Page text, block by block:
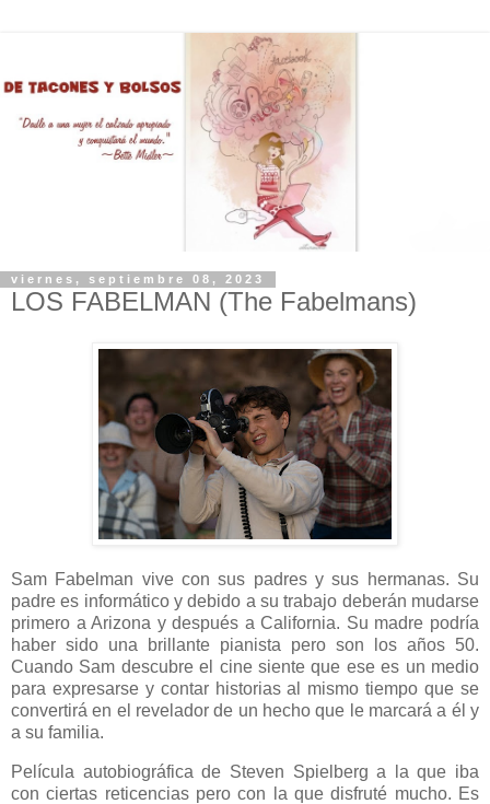
viernes, septiembre 08, 2023
LOS FABELMAN (The Fabelmans)
Sam Fabelman vive con sus padres y sus hermanas. Su
padre es informático y debido a su trabajo deberán mudarse
primero a Arizona y después a California. Su madre podría
haber sido una brillante pianista pero son los años 50.
Cuando Sam descubre el cine siente que ese es un medio
para expresarse y contar historias al mismo tiempo que se
convertirá en el revelador de un hecho que le marcará a él y
a su familia.
Película autobiográfica de Steven Spielberg a la que iba
con ciertas reticencias pero con la que disfruté mucho. Es